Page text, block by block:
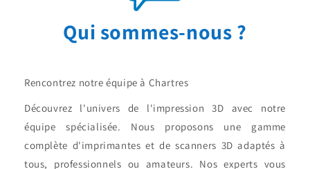
Qui sommes-nous ?
Rencontrez notre équipe à Chartres
Découvrez l'univers de l'impression 3D avec notre
équipe spécialisée. Nous proposons une gamme
complète d'imprimantes et de scanners 3D adaptés à
tous, professionnels ou amateurs. Nos experts vous